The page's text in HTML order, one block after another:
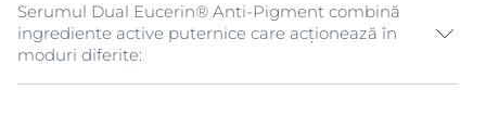
Serumul Dual Eucerin® Anti-Pigment combină
ingrediente active puternice care acționează în
moduri diferite: